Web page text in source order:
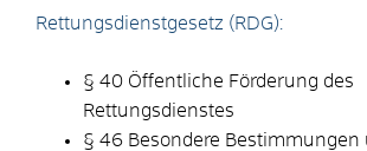
Rettungsdienstgesetz (RDG):
§ 40 Öffentliche Förderung des
Rettungsdienstes
§ 46 Besondere Bestimmungen